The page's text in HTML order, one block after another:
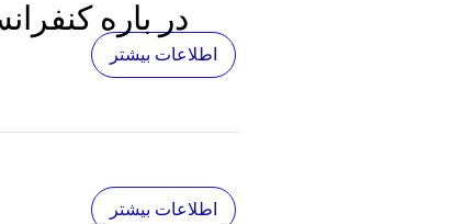
اطلاعات بیشتر
اطلاعات بیشتر
در باره